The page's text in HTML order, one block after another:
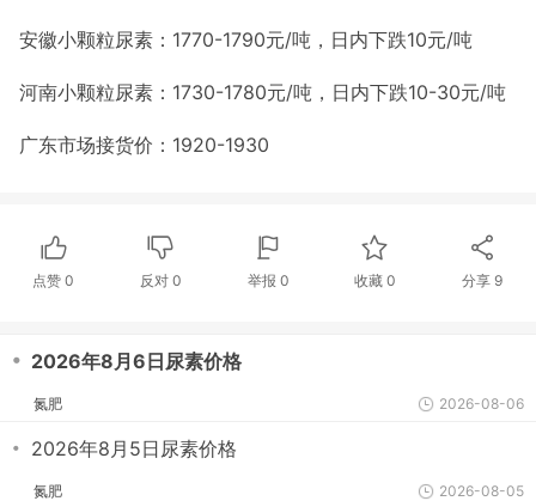
安徽小颗粒尿素：1770-1790元/吨，日内下跌10元/吨
河南小颗粒尿素：1730-1780元/吨，日内下跌10-30元/吨
广东市场接货价：1920-1930
点赞0 反对 0 举报 0 收藏 0 分享9
・ 2026年8月6日尿素价格
氮肥 2026-08-06
・ 2026年8月5日尿素价格
氮肥 2026-08-05